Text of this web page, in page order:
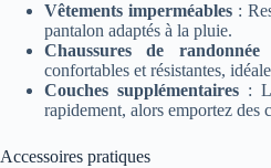
Vêtements imperméables :
pantalon adaptés à la pluie.
Chaussures de randonnée:
confortables et résistantes,
Couches supplémentaires:
rapidement, alors emportez des
Accessoires pratiques